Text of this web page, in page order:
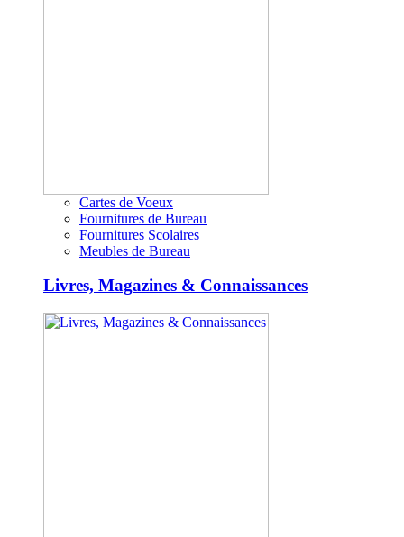
Cartes de Voeux
Fournitures de Bureau
Fournitures Scolaires
Meubles de Bureau
Livres, Magazines & Connaissances